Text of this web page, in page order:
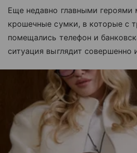
Еще недавно главными
крошечные сумки, в которые с
помещались телефон и
ситуация выглядит совершенно